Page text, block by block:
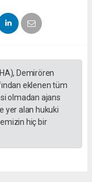
Demirören
eklenen tüm
olmadan ajans
yer alan hukuki
hiç bir